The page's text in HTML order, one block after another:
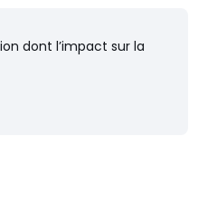
dont l’impact sur la